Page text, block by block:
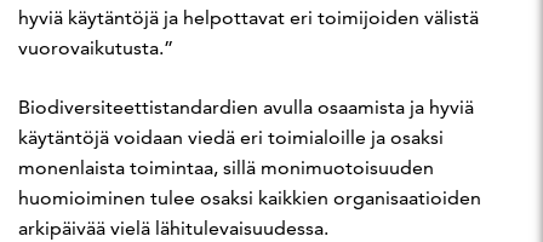
hyviä käytäntöjä ja helpottavat eri toimijoiden välistä
vuorovaikutusta.”
Biodiversiteettistandardien avulla osaamista ja hyviä
käytäntöjä voidaan viedä eri toimialoille ja osaksi
monenlaista toimintaa, sillä monimuotoisuuden
huomioiminen tulee osaksi kaikkien organisaatioiden
arkipäivää vielä lähitulevaisuudessa.